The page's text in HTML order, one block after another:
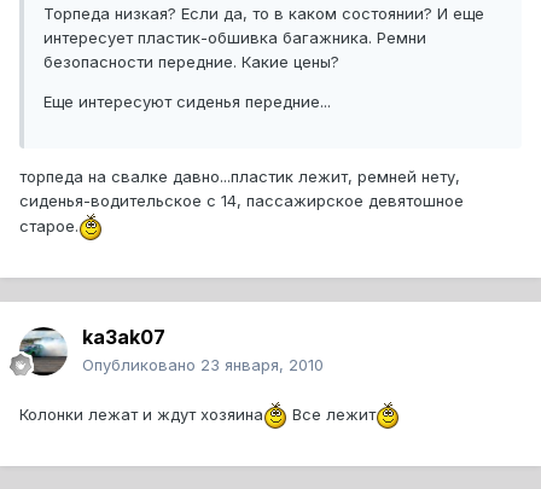
Торпеда низкая? Если да, то в каком состоянии? И еще
интересует пластик-обшивка багажника. Ремни
безопасности передние. Какие цены?
Еще интересуют сиденья передние...
торпеда на свалке давно...пластик лежит, ремней нету,
сиденья-водительское с 14, пассажирское девятошное
старое.
ka3ak07
Опубликовано 23 января, 2010
Колонки лежат и ждут хозяина Все лежит